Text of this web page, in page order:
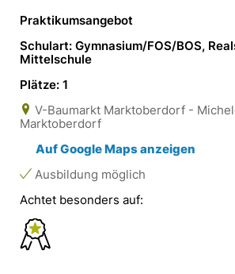
Praktikumsangebot
Schulart: Gymnasium/FOS/BOS,
Mittelschule
Plätze: 1
V-Baumarkt Marktoberdorf -
Marktoberdorf
Auf Google Maps anzeigen
Ausbildung möglich
Achtet besonders auf: